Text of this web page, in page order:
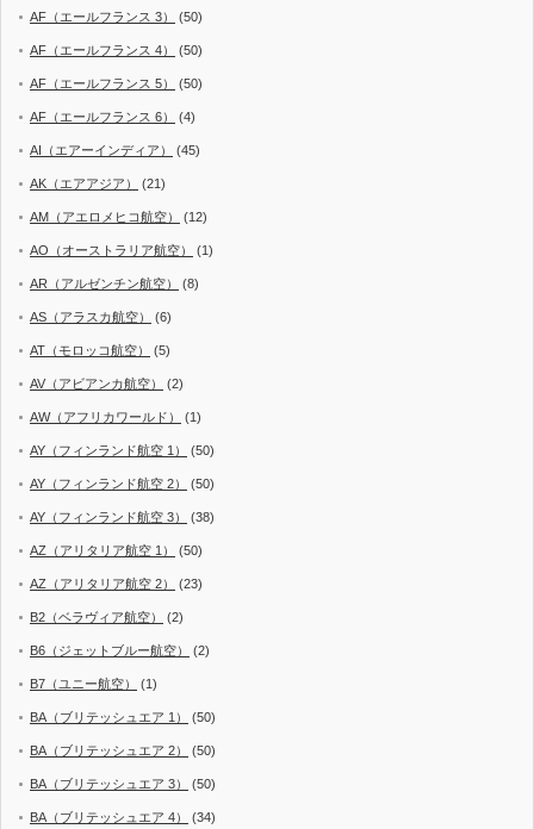
AF（エールフランス 3） (50)
AF（エールフランス 4） (50)
AF（エールフランス 5） (50)
AF（エールフランス 6） (4)
AI（エアーインディア） (45)
AK（エアアジア） (21)
AM（アエロメヒコ航空） (12)
AO（オーストラリア航空） (1)
AR（アルゼンチン航空） (8)
AS（アラスカ航空） (6)
AT（モロッコ航空） (5)
AV（アビアンカ航空） (2)
AW（アフリカワールド） (1)
AY（フィンランド航空 1） (50)
AY（フィンランド航空 2） (50)
AY（フィンランド航空 3） (38)
AZ（アリタリア航空 1） (50)
AZ（アリタリア航空 2） (23)
B2（ベラヴィア航空） (2)
B6（ジェットブルー航空） (2)
B7（ユニー航空） (1)
BA（ブリテッシュエア 1） (50)
BA（ブリテッシュエア 2） (50)
BA（ブリテッシュエア 3） (50)
BA（ブリテッシュエア 4） (34)